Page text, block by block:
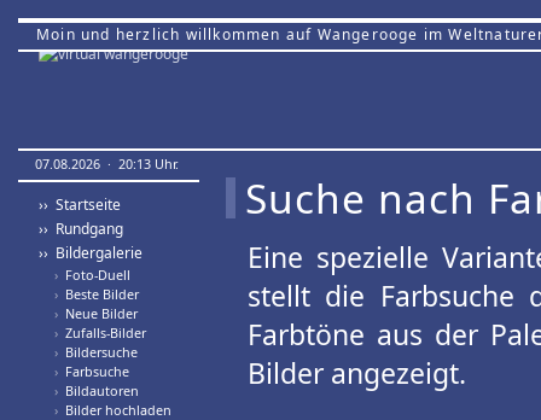
Moin und herzlich willkommen auf Wangerooge im
07.08.2026 · 20:13 Uhr.
›› Startseite
›› Rundgang
›› Bildergalerie
› Foto-Duell
› Beste Bilder
› Neue Bilder
› Zufalls-Bilder
› Bildersuche
› Farbsuche
› Bildautoren
› Bilder hochladen
Suche nach
Eine spezielle
stellt die Farbsuche
Farbtöne aus der
Bilder angezeigt.